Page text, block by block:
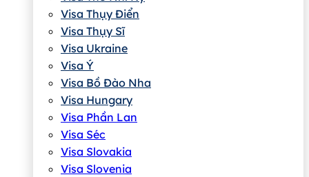
Visa Thụy Điển
Visa Thụy Sĩ
Visa Ukraine
Visa Ý
Visa Bồ Đào Nha
Visa Hungary
Visa Phần Lan
Visa Séc
Visa Slovakia
Visa Slovenia